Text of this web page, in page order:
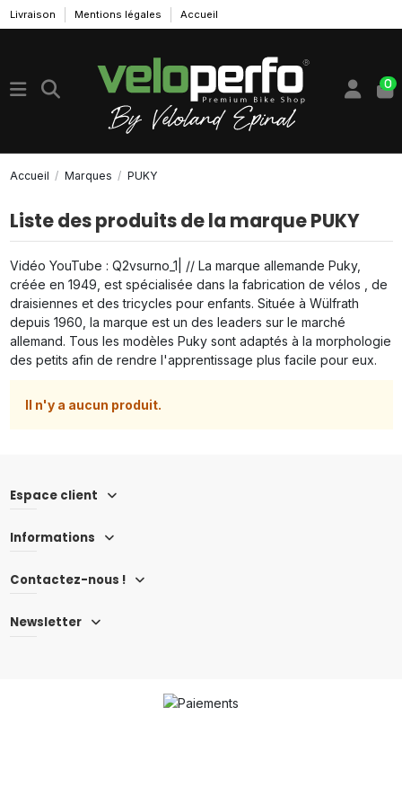
Livraison Mentions légales Accueil
0
Accueil Marques PUKY
Liste des produits de la marque PUKY
Vidéo YouTube : Q2vsurno_1| // La marque allemande Puky,
créée en 1949, est spécialisée dans la fabrication de vélos , de
draisiennes et des tricycles pour enfants. Située à Wülfrath
depuis 1960, la marque est un des leaders sur le marché
allemand. Tous les modèles Puky sont adaptés à la morphologie
des petits afin de rendre l'apprentissage plus facile pour eux.
Il n'y a aucun produit.
Espace client
Informations
Contactez-nous !
Newsletter